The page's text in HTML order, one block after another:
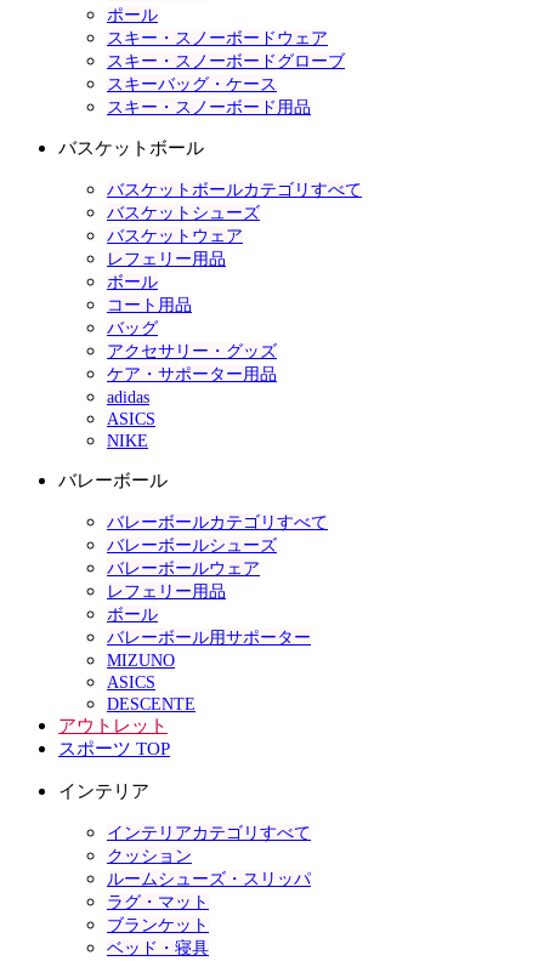
ポール
スキー・スノーボードウェア
スキー・スノーボードグローブ
スキーバッグ・ケース
スキー・スノーボード用品
バスケットボール
バスケットボールカテゴリすべて
バスケットシューズ
バスケットウェア
レフェリー用品
ボール
コート用品
バッグ
アクセサリー・グッズ
ケア・サポーター用品
adidas
ASICS
NIKE
バレーボール
バレーボールカテゴリすべて
バレーボールシューズ
バレーボールウェア
レフェリー用品
ボール
バレーボール用サポーター
MIZUNO
ASICS
DESCENTE
アウトレット
スポーツ TOP
インテリア
インテリアカテゴリすべて
クッション
ルームシューズ・スリッパ
ラグ・マット
ブランケット
ベッド・寝具